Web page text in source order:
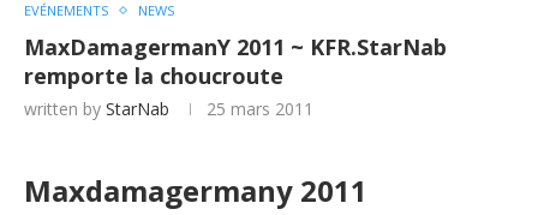
EVÉNEMENTS NEWS
MaxDamagermanY 2011 ~ KFR.StarNab
remporte la choucroute
written by StarNab 25 mars 2011
Maxdamagermany 2011